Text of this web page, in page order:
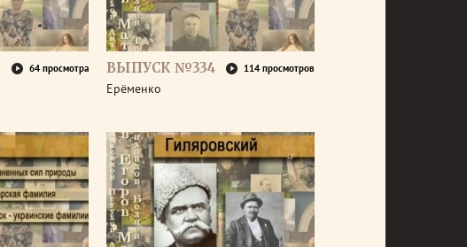
64 просмотра ВЫПУСК №334 114 просмотров
Ерёменко